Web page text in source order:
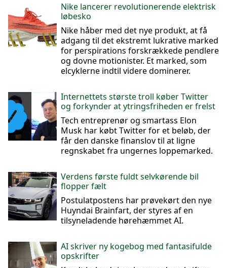
Nike lancerer revolutionerende elektrisk
løbesko
Nike håber med det nye produkt, at få
adgang til det ekstremt lukrative marked
for perspirations forskrækkede pendlere
og dovne motionister. Et marked, som
elcyklerne indtil videre dominerer.
Internettets største troll køber Twitter
og forkynder at ytringsfriheden er frelst
Tech entreprenør og smartass Elon
Musk har købt Twitter for et beløb, der
får den danske finanslov til at ligne
regnskabet fra ungernes loppemarked.
Verdens første fuldt selvkørende bil
flopper fælt
Postulatpostens har prøvekørt den nye
Huyndai Brainfart, der styres af en
tilsyneladende hørehæmmet AI.
AI skriver ny kogebog med fantasifulde
opskrifter